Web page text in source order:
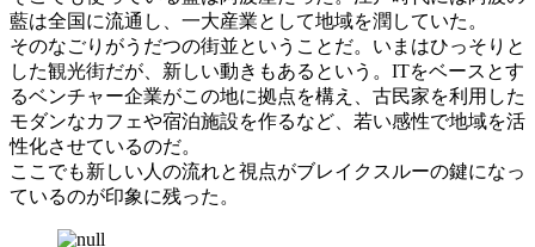
藍は全国に流通し、一大産業として地域を潤していた。
そのなごりがうだつの街並ということだ。いまはひっそりと
した観光街だが、新しい動きもあるという。ITをベースとす
るベンチャー企業がこの地に拠点を構え、古民家を利用した
モダンなカフェや宿泊施設を作るなど、若い感性で地域を活
性化させているのだ。
ここでも新しい人の流れと視点がブレイクスルーの鍵になっ
ているのが印象に残った。